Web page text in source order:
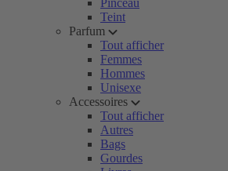
Pinceau
Teint
Parfum
Tout afficher
Femmes
Hommes
Unisexe
Accessoires
Tout afficher
Autres
Bags
Gourdes